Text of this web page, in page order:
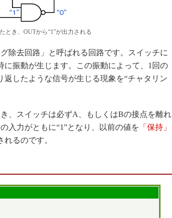
き、OUTから“1”が出力される
除去回路」と呼ばれる回路です。スイッチに
振動が生じます。この振動によって、1回の
したような信号が生じる現象を“チャタリン
、スイッチは必ずA、もしくはBの接点を離れ
入力がともに“1”となり、以前の値を 「保持」
るのです。